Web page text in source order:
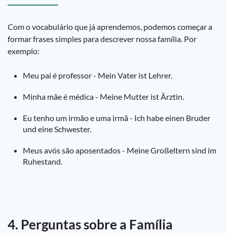
Com o vocabulário que já aprendemos, podemos começar a
formar frases simples para descrever nossa família. Por
exemplo:
Meu pai é professor - Mein Vater ist Lehrer.
Minha mãe é médica - Meine Mutter ist Ärztin.
Eu tenho um irmão e uma irmã - Ich habe einen Bruder
und eine Schwester.
Meus avós são aposentados - Meine Großeltern sind im
Ruhestand.
4. Perguntas sobre a Família